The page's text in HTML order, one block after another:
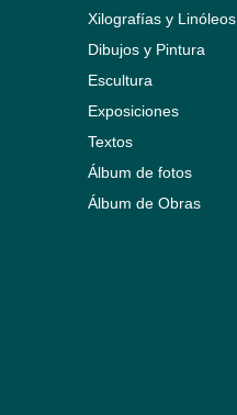
Xilografías y Linóleos
Dibujos y Pintura
Escultura
Exposiciones
Textos
Álbum de fotos
Álbum de Obras